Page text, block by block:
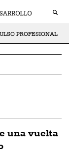
PROFESIONAL
una vuelta